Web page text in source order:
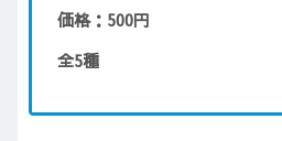
価格：500円
全5種